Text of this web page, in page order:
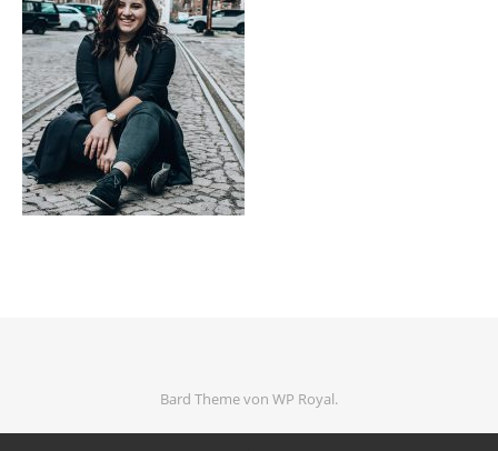
Bard Theme von WP Royal.